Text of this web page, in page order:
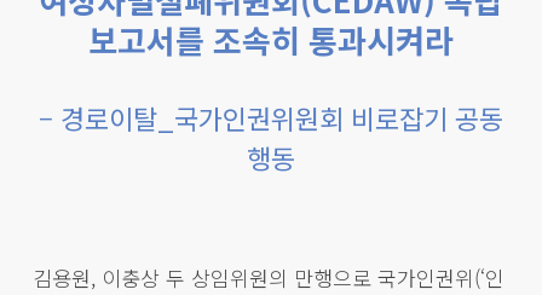
보고서를 조속히 통과시켜라
– 경로이탈_국가인권위원회 비로잡기 공동
행동
김용원, 이충상 두 상임위원의 만행으로 국가인권위(‘인